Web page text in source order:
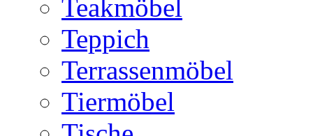
Teakmöbel
Teppich
Terrassenmöbel
Tiermöbel